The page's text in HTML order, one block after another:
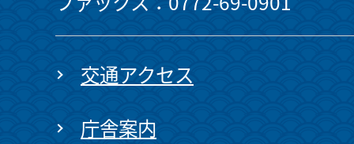
交通アクセス
庁舎案内